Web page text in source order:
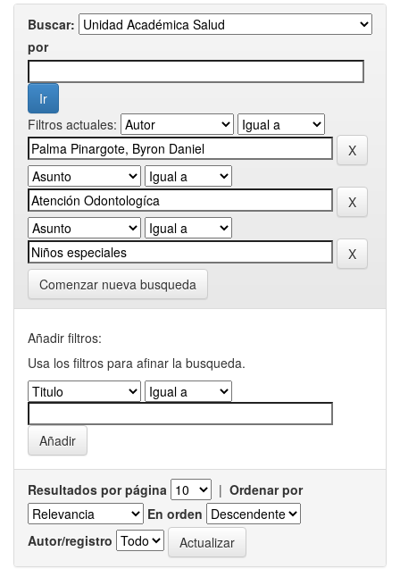
Buscar:
por
Filtros actuales:
Comenzar nueva busqueda
Añadir filtros:
Usa los filtros para afinar la busqueda.
Resultados por página | Ordenar por
En orden
Autor/registro